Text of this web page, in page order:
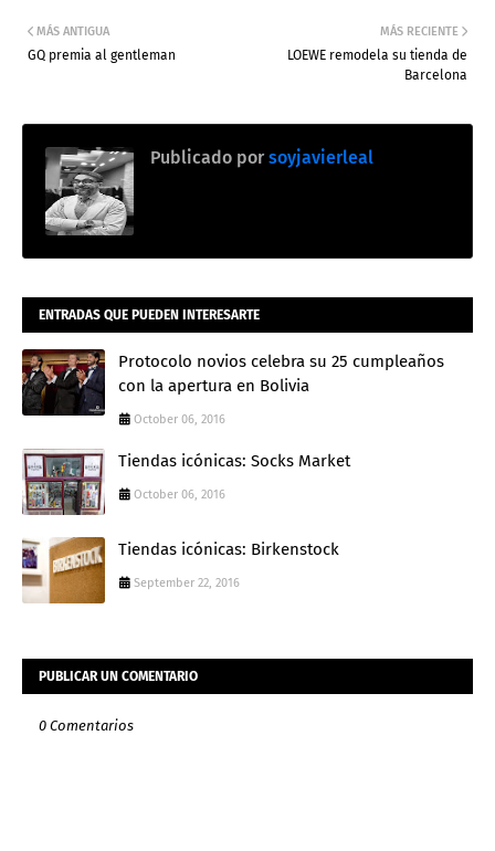
MÁS RECIENTE
LOEWE remodela su tienda de
Barcelona
MÁS ANTIGUA
GQ premia al gentleman
Publicado por soyjavierleal
ENTRADAS QUE PUEDEN INTERESARTE
Protocolo novios celebra su 25 cumpleaños
con la apertura en Bolivia
October 06, 2016
Tiendas icónicas: Socks Market
October 06, 2016
Tiendas icónicas: Birkenstock
September 22, 2016
PUBLICAR UN COMENTARIO
0 Comentarios